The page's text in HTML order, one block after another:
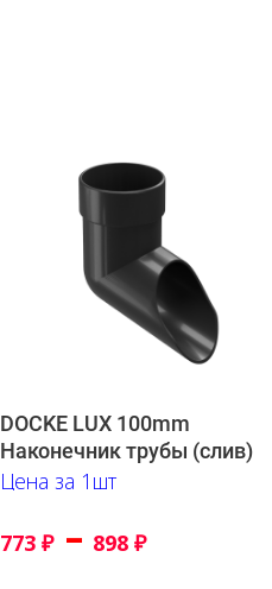
DOCKE LUX 100mm
Наконечник трубы (слив)
Цена за 1шт
773 ₽ – 898 ₽